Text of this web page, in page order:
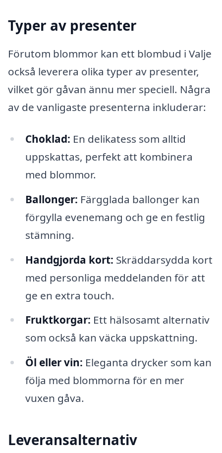
Typer av presenter
Förutom blommor kan ett blombud i Valje
också leverera olika typer av presenter,
vilket gör gåvan ännu mer speciell. Några
av de vanligaste presenterna inkluderar:
Choklad: En delikatess som alltid
uppskattas, perfekt att kombinera
med blommor.
Ballonger: Färgglada ballonger kan
förgylla evenemang och ge en festlig
stämning.
Handgjorda kort: Skräddarsydda kort
med personliga meddelanden för att
ge en extra touch.
Fruktkorgar: Ett hälsosamt alternativ
som också kan väcka uppskattning.
Öl eller vin: Eleganta drycker som kan
följa med blommorna för en mer
vuxen gåva.
Leveransalternativ